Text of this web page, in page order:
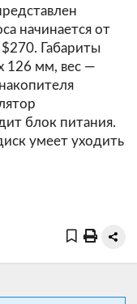
начинается от
Габариты
126 мм, вес —
блок питания.
умеет уходить